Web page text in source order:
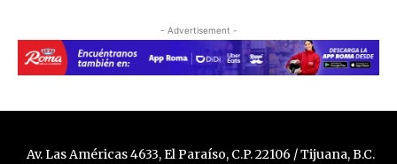
- Advertisement -
Av. Las Américas 4633, El Paraíso, C.P. 22106 / Tijuana, B.C.